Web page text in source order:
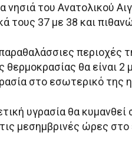
νησιά του Ανατολικού
τους 37 με 38 και
περιοχές
θερμοκρασίας θα είναι
στο εσωτερικό της
υγρασία θα κυμανθεί
μεσημβρινές ώρες